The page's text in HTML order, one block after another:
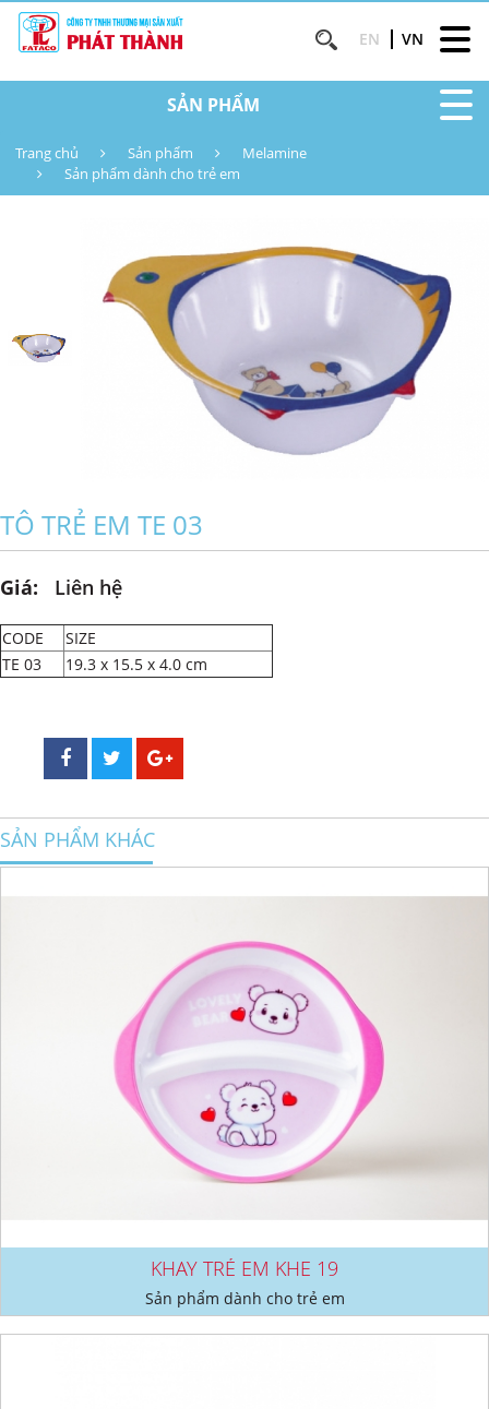
EN VN
SẢN PHẨM
Trang chủ Sản phẩm
Melamine
Sản phẩm dành cho trẻ em
TÔ TRẺ EM TE 03
Giá: Liên hệ
CODE
SIZE
TE 03
19.3 x 15.5 x 4.0 cm
SẢN PHẨM KHÁC
KHAY TRẺ EM KHE 19
Sản phẩm dành cho trẻ em